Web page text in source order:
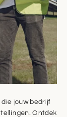
jouw bedrijf
Ontdek